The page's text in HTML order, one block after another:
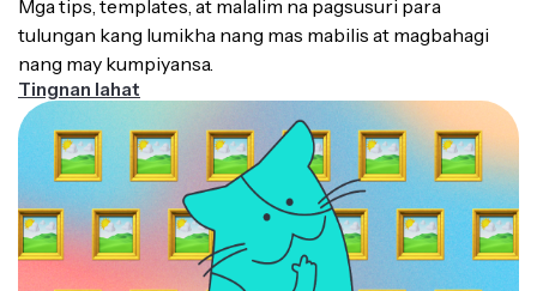
Mga tips, templates, at malalim na pagsusuri para
tulungan kang lumikha nang mas mabilis at magbahagi
nang may kumpiyansa.
Tingnan lahat